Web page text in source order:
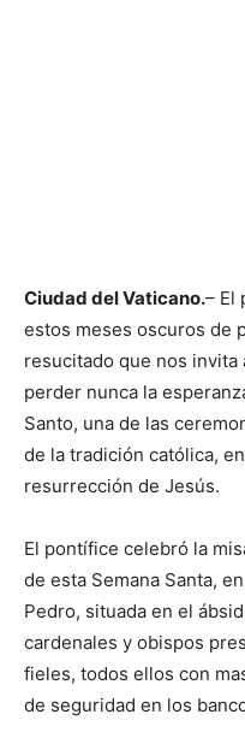
Ciudad del Vaticano.– El
estos meses oscuros de
resucitado que nos invita
perder nunca la
Santo, una de las
de la tradición católica,
resurrección de Jesús.
El pontífice celebró la
de esta Semana Santa,
Pedro, situada en el
cardenales y obispos
fieles, todos ellos con
de seguridad en los